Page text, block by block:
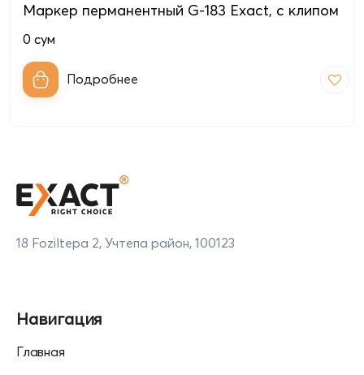
Маркер перманентный G-183 Exact, с клипом
0 сум
Подробнее
18 Foziltepa 2, Учтепа район, 100123
Навигация
Главная